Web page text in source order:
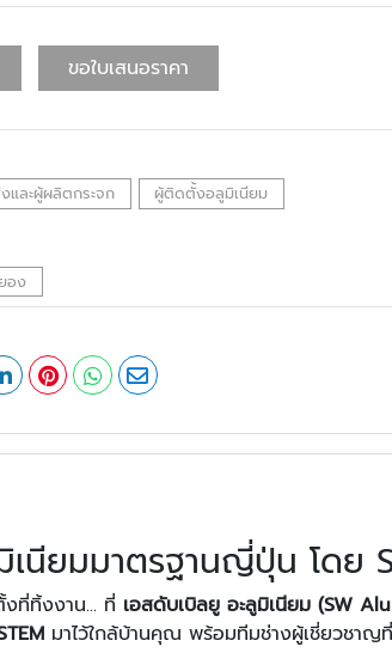
ขอใบเสนอราคา
และผู้ผลิตกระจก ผู้ติดตั้งอลูมิเนียม
อง
เนียมมาตรฐานญี่ปุ่น โดย
ที่ทิ้งงาน... ที่ เอสดับเบิลยู อะลูมิเนียม (SW
มาไว้ใกล้บ้านคุณ พร้อมทีมช่างผู้เชี่ยวชาญ